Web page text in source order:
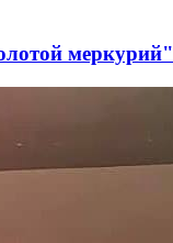
меркурий"